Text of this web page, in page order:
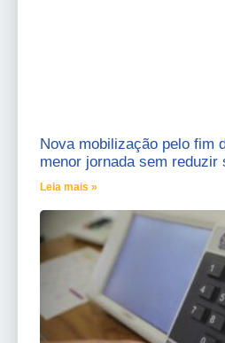
Nova mobilização pelo fim
menor jornada sem reduzir
Leia mais »